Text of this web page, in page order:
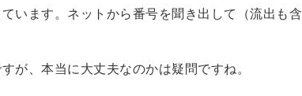
います。ネットから番号を聞き出して（流出も含
が、本当に大丈夫なのかは疑問ですね。